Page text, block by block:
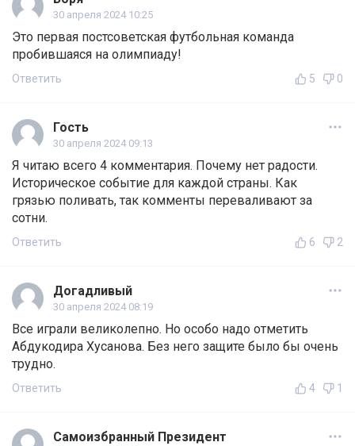
30 апреля 2024 10:25
Это первая постсоветская футбольная команда
пробившаяся на олимпиаду!
Ответить 5 0
Гость
30 апреля 2024 09:13
Я читаю всего 4 комментария. Почему нет радости.
Историческое событие для каждой страны. Как
грязью поливать, так комменты переваливают за
сотни.
Ответить 6 2
Догадливый
30 апреля 2024 08:19
Все играли великолепно. Но особо надо отметить
Абдукодира Хусанова. Без него защите было бы очень
трудно.
Ответить 4 1
Самоизбранный Президент